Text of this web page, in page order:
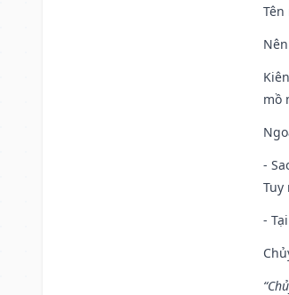
Tên
mồ
-
Tuy
-